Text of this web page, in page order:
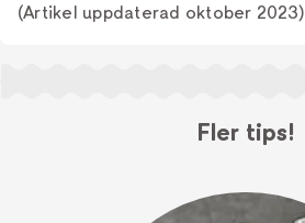
(Artikel uppdaterad oktober 2023)
Fler tips!